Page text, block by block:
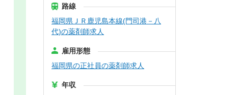
路線
福岡県ＪＲ鹿児島本線(門司港－八
代)の薬剤師求人
雇用形態
福岡県の正社員の薬剤師求人
年収